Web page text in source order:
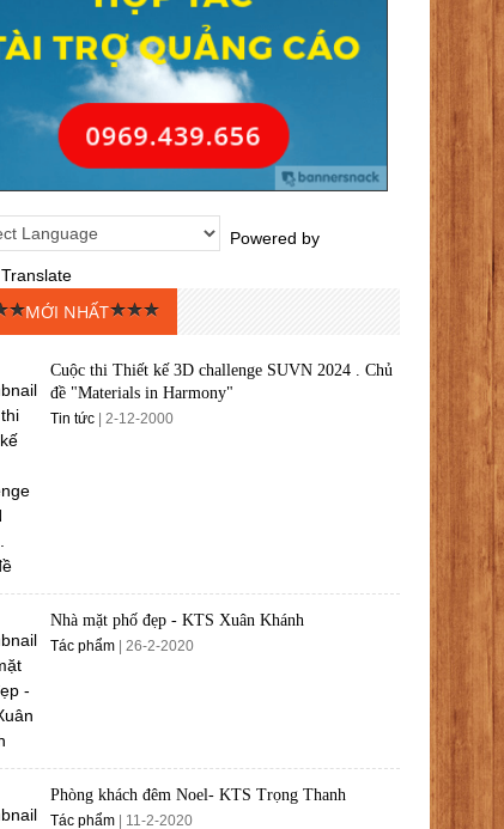
Powered by
Translate
MỚI NHẤT
Cuộc thi Thiết kế 3D challenge SUVN 2024 . Chủ
đề "Materials in Harmony"
Tin tức| 2-12-2000
Nhà mặt phố đẹp - KTS Xuân Khánh
Tác phẩm | 26-2-2020
Phòng khách đêm Noel- KTS Trọng Thanh
Tác phẩm | 11-2-2020